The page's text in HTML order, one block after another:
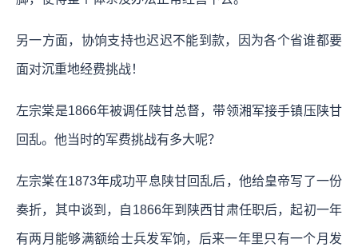
另一方面，协饷支持也迟迟不能到款，因为各个省谁都要
面对沉重地经费挑战！
左宗棠是1866年被调任陕甘总督，带领湘军接手镇压陕甘
回乱。他当时的军费挑战有多大呢？
左宗棠在1873年成功平息陕甘回乱后，他给皇帝写了一份
奏折，其中谈到，自1866年到陕西甘肃任职后，起初一年
有两月能够满额给士兵发军饷，后来一年里只有一个月发